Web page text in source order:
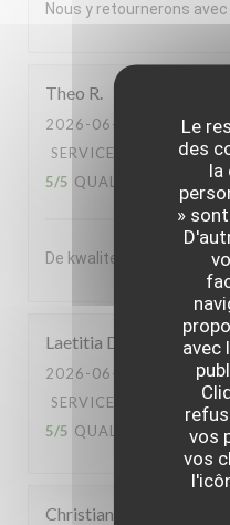
Le
des
la
»
avec
vos
vos
Nous y retournerons
Theo R
2026-06-30
- 20:00 -
SERVICE
5/5 QUALITÉ / PRIX 5/5
De kwaliteit van het
Laetitia D
2026-06-30
- 13:00 -
SERVICE
5/5 QUALITÉ / PRIX: 5/5
Christian